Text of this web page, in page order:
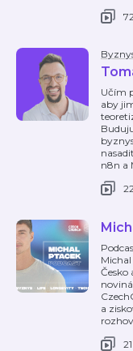
Učím
aby
n8n a
Česko
a
rozhov